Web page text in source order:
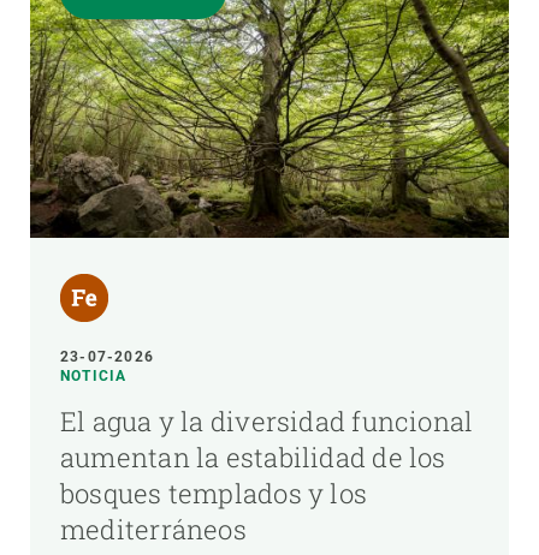
23-07-2026
NOTICIA
El agua y la diversidad funcional
aumentan la estabilidad de los
bosques templados y los
mediterráneos